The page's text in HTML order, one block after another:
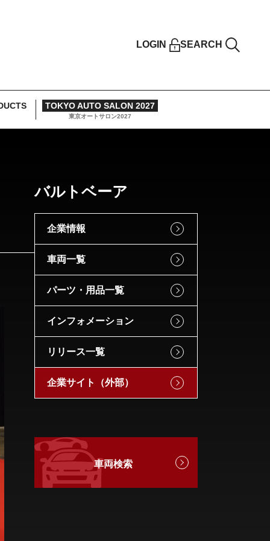
LOGIN SEARCH
TOKYO AUTO SALON 2027
東京オートサロン2027
バルトベーア
企業情報
車両一覧
パーツ・用品一覧
インフォメーション
リリース一覧
企業サイト（外部）
車両検索